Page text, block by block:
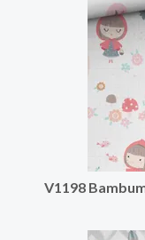
V1198